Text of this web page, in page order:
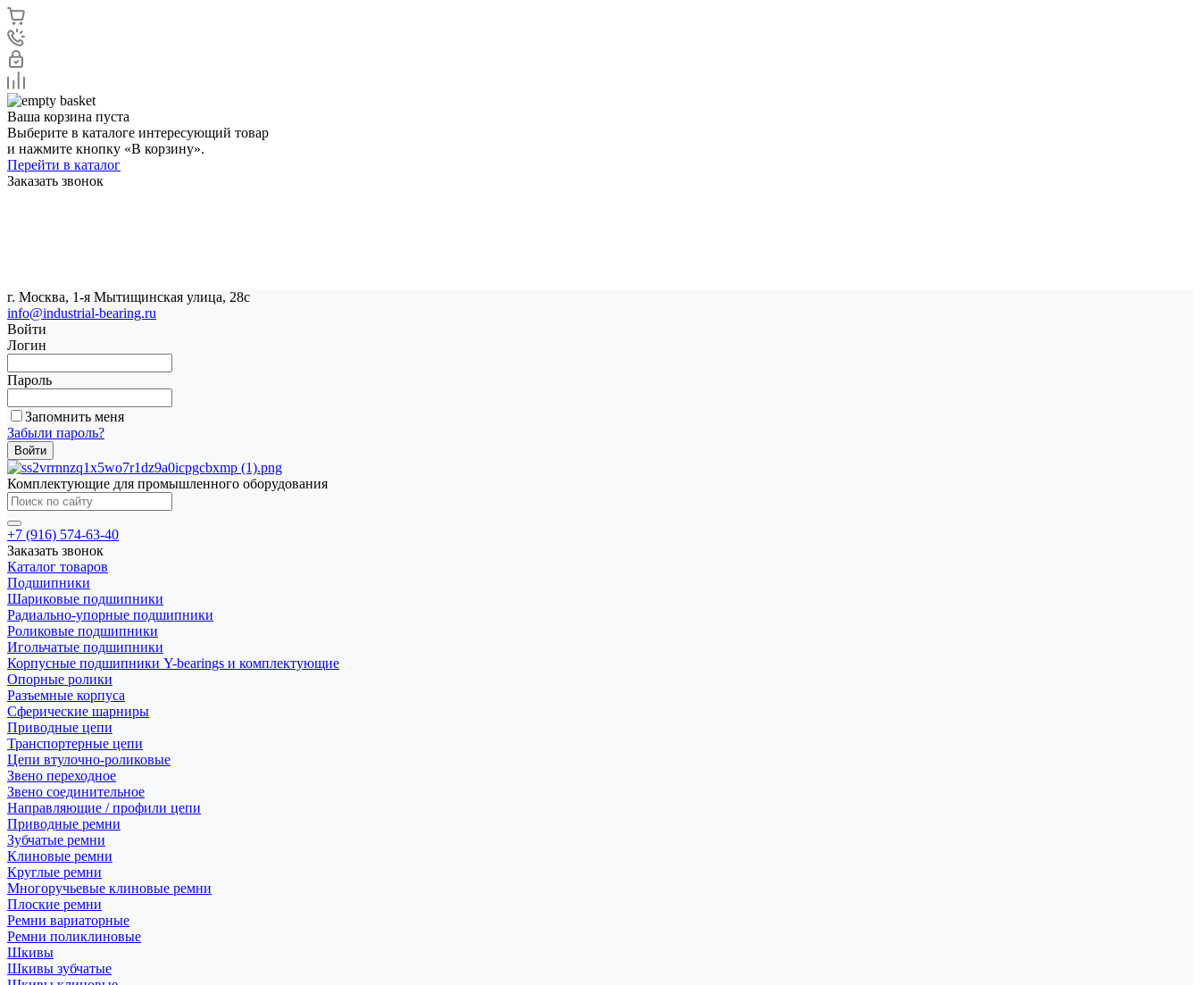
Ваша корзина пуста
Выберите в каталоге интересующий товар
и нажмите кнопку «В корзину».
Перейти в каталог
Заказать звонок
г. Москва, 1-я Мытищинская улица, 28с
info@industrial-bearing.ru
Войти
Логин
Пароль
Запомнить меня
Забыли пароль?
Комплектующие для промышленного оборудования
+7 (916) 574-63-40
Заказать звонок
Каталог товаров
Подшипники
Шариковые подшипники
Радиально-упорные подшипники
Роликовые подшипники
Игольчатые подшипники
Корпусные подшипники Y-bearings и комплектующие
Опорные ролики
Разъемные корпуса
Сферические шарниры
Приводные цепи
Транспортерные цепи
Цепи втулочно-роликовые
Звено переходное
Звено соединительное
Направляющие / профили цепи
Приводные ремни
Зубчатые ремни
Клиновые ремни
Круглые ремни
Многоручьевые клиновые ремни
Плоские ремни
Ремни вариаторные
Ремни поликлиновые
Шкивы
Шкивы зубчатые